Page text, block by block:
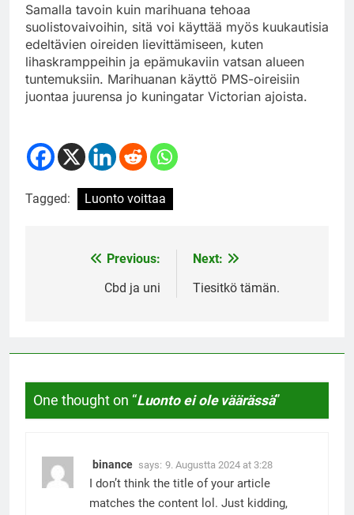
Samalla tavoin kuin marihuana tehoaa
suolistovaivoihin, sitä voi käyttää myös kuukautisia
edeltävien oireiden lievittämiseen, kuten
lihaskramppeihin ja epämukaviin vatsan alueen
tuntemuksiin. Marihuanan käyttö PMS-oireisiin
juontaa juurensa jo kuningatar Victorian ajoista.
Tagged: Luonto voittaa
navigation
Previous:
Cbd ja uni
Next:
Tiesitkö tämän.
One thought on “Luonto ei ole väärässä”
binance says: 9. Augustta 2024 at 3:28
I don’t think the title of your article
matches the content lol. Just kidding,